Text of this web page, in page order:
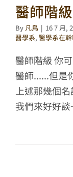
醫師階級
By 凡鳥 | 16 7 月,
醫學系, 醫學系在
醫師階級 你
醫師......但是
上述那幾個
我們來好好